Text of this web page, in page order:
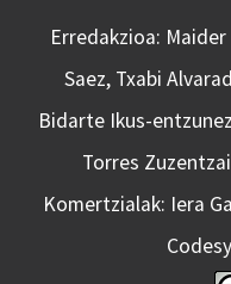
Erredakzioa:
Saez, Txabi
Bidarte Ikus-
Torres
Komertzialak: Iera